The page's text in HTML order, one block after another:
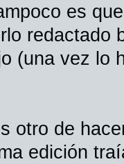
es
redactado
(una vez lo
otro de
edición